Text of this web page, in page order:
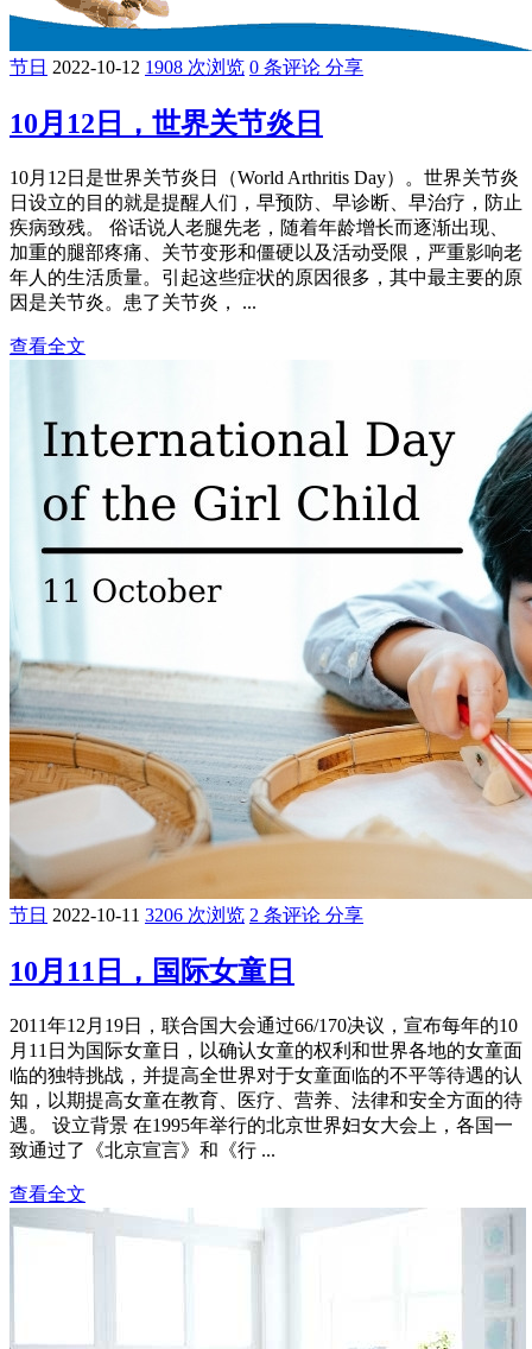
节日 2022-10-12 1908 次浏览 0 条评论 分享
10月12日，世界关节炎日
10月12日是世界关节炎日（World Arthritis Day）。世界关节炎
日设立的目的就是提醒人们，早预防、早诊断、早治疗，防止
疾病致残。 俗话说人老腿先老，随着年龄增长而逐渐出现、
加重的腿部疼痛、关节变形和僵硬以及活动受限，严重影响老
年人的生活质量。引起这些症状的原因很多，其中最主要的原
因是关节炎。患了关节炎， ...
查看全文
节日 2022-10-11 3206 次浏览 2 条评论 分享
10月11日，国际女童日
2011年12月19日，联合国大会通过66/170决议，宣布每年的10
月11日为国际女童日，以确认女童的权利和世界各地的女童面
临的独特挑战，并提高全世界对于女童面临的不平等待遇的认
知，以期提高女童在教育、医疗、营养、法律和安全方面的待
遇。 设立背景 在1995年举行的北京世界妇女大会上，各国一
致通过了《北京宣言》和《行 ...
查看全文